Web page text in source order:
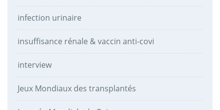
infection urinaire
insuffisance rénale & vaccin anti-covi
interview
Jeux Mondiaux des transplantés